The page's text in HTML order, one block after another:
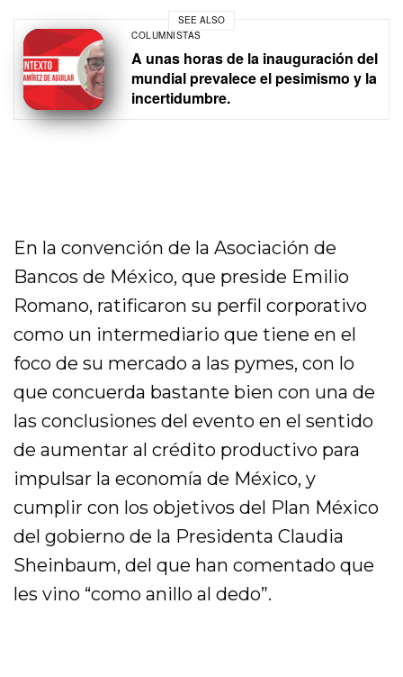
SEE ALSO
COLUMNISTAS
A unas horas de la inauguración del
mundial prevalece el pesimismo y la
incertidumbre.
En la convención de la Asociación de
Bancos de México, que preside Emilio
Romano, ratificaron su perfil corporativo
como un intermediario que tiene en el
foco de su mercado a las pymes, con lo
que concuerda bastante bien con una de
las conclusiones del evento en el sentido
de aumentar al crédito productivo para
impulsar la economía de México, y
cumplir con los objetivos del Plan México
del gobierno de la Presidenta Claudia
Sheinbaum, del que han comentado que
les vino “como anillo al dedo”.